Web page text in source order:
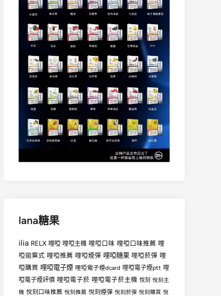
lana糖果
ilia RELX 哩啞 哩啞主機 哩啞口味 哩啞口味推薦 哩
啞拋棄式 哩啞推薦 哩啞煙彈 哩啞糖果 哩啞菸彈 哩
啞購買 哩啞電子煙 哩啞電子煙dcard 哩啞電子煙ptt 哩
啞電子煙評價 哩啞電子菸 哩啞電子菸主機 悅刻 悅刻主
機 悅刻口味推薦 悅刻推薦 悅刻煙彈 悅刻菸彈 悅刻購買 悅